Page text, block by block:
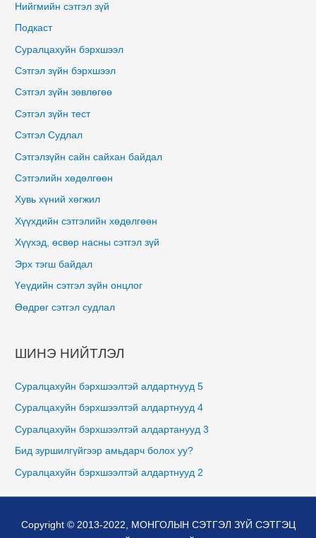
Нийгмийн сэтгэл зүй
Подкаст
Суралцахуйн бэрхшээл
Сэтгэл зүйн бэрхшээл
Сэтгэл зүйн зөвлөгөө
Сэтгэл зүйн тест
Сэтгэл Судлал
Сэтгэлзүйн сайн сайхан байдал
Сэтгэлийн хөдөлгөөн
Хувь хүний хөгжил
Хүүхдийн сэтгэлийн хөдөлгөөн
Хүүхэд, өсвөр насны сэтгэл зүй
Эрх тэгш байдал
Үеүдийн сэтгэл зүйн онцлог
Өөдрөг сэтгэл судлал
ШИНЭ НИЙТЛЭЛ
Суралцахуйн бэрхшээлтэй алдартнууд 5
Суралцахуйн бэрхшээлтэй алдартнууд 4
Суралцахуйн бэрхшээлтэй алдартанууд 3
Бид зуршилгүйгээр амьдарч болох уу?
Суралцахуйн бэрхшээлтэй алдартнууд 2
Copyright © 2013-2022, МОНГОЛЫН СЭТГЭЛ ЗҮЙ СЭТГЭЦ